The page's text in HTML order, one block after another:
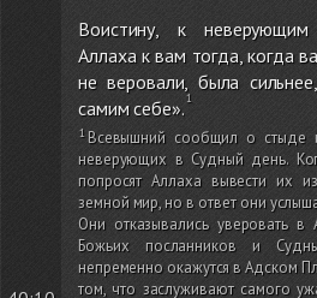
Воистину, к неверующим
Аллаха к вам тогда, когда
не веровали, была
самим себе».
Всевышний сообщил о стыде
неверующих в Судный день.
попросят Аллаха вывести их
земной мир, но в ответ они
Они отказывались уверовать в
Божьих посланников и
непременно окажутся в Адском
том, что заслуживают самого